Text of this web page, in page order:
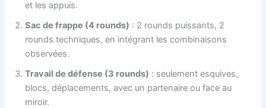
et les appuis.
Sac de frappe (4 rounds) : 2 rounds puissants, 2
rounds techniques, en intégrant les combinaisons
observées.
Travail de défense (3 rounds) : seulement esquives,
blocs, déplacements, avec un partenaire ou face au
miroir.